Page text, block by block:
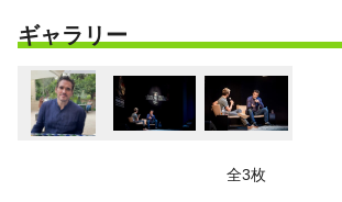
ギャラリー
全3枚